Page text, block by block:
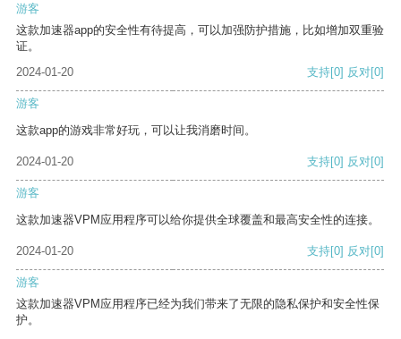
游客
这款加速器app的安全性有待提高，可以加强防护措施，比如增加双重验
证。
2024-01-20
支持[0] 反对[0]
游客
这款app的游戏非常好玩，可以让我消磨时间。
2024-01-20 支持[0] 反对[0]
游客
这款加速器VPM应用程序可以给你提供全球覆盖和最高安全性的连接。
2024-01-20 支持[0] 反对[0]
游客
这款加速器VPM应用程序已经为我们带来了无限的隐私保护和安全性保
护。